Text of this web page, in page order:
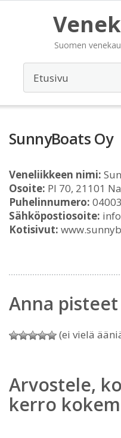
Suomen
SunnyBoats Oy
Veneliikkeen nimi:
Osoite: Pl 70, 21101
Puhelinnumero:
Sähköpostiosoite:
Kotisivut:
Anna pisteet
(ei vielä
Arvostele,
kerro